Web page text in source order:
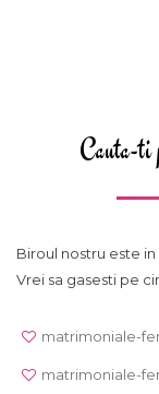
Cauta-ti
Biroul nostru este
Vrei sa gasesti pe
matrimoniale-
matrimoniale-